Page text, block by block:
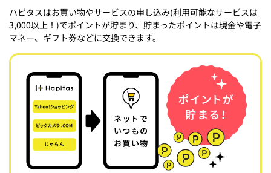
ハピタスはお買い物やサービスの申し込み(利用可能なサービスは
3,000以上！)でポイントが貯まり、貯まったポイントは現金や電子
マネー、ギフト券などに交換できます。